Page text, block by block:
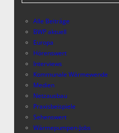
Alle Beiträge
BWP aktuell
Europa
Hörenswert
Interviews
Kommunale Wärmewende
Medien
Netzausbau
Praxisbeispiele
Sehenswert
Wärmepumpen-Jobs